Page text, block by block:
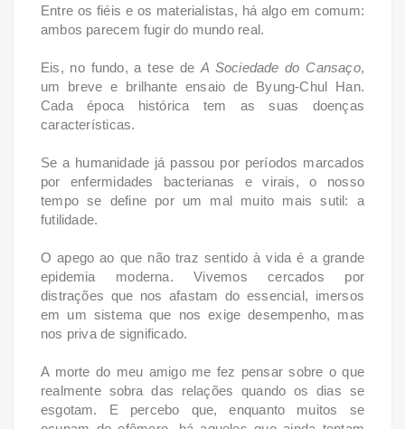
Entre os fiéis e os materialistas, há algo em comum:
ambos parecem fugir do mundo real.
Eis, no fundo, a tese de A Sociedade do Cansaço,
um breve e brilhante ensaio de Byung-Chul Han.
Cada época histórica tem as suas doenças
características.
Se a humanidade já passou por períodos marcados
por enfermidades bacterianas e virais, o nosso
tempo se define por um mal muito mais sutil: a
futilidade.
O apego ao que não traz sentido à vida é a grande
epidemia moderna. Vivemos cercados por
distrações que nos afastam do essencial, imersos
em um sistema que nos exige desempenho, mas
nos priva de significado.
A morte do meu amigo me fez pensar sobre o que
realmente sobra das relações quando os dias se
esgotam. E percebo que, enquanto muitos se